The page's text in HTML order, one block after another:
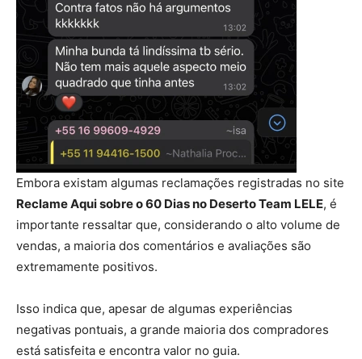
Embora existam algumas reclamações registradas no site
Reclame Aqui sobre o 60 Dias no Deserto Team LELE, é
importante ressaltar que, considerando o alto volume de
vendas, a maioria dos comentários e avaliações são
extremamente positivos.
Isso indica que, apesar de algumas experiências
negativas pontuais, a grande maioria dos compradores
está satisfeita e encontra valor no guia.